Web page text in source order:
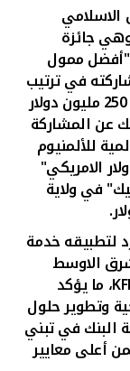
الاسلامي
جائزة
بالكويت لعام 2016، و"أفضل ممول
في ترتيب
صفقة صكوك من الشريحة الاولى بقيمة 250 مليون دولار
عن المشاركة
للألمنيوم
الامريكي"
في ولاية
لتطبيقه خدمة
الاوسط
، ما يؤكد
وتطوير حلول
البنك في تبني
أعلى معايير